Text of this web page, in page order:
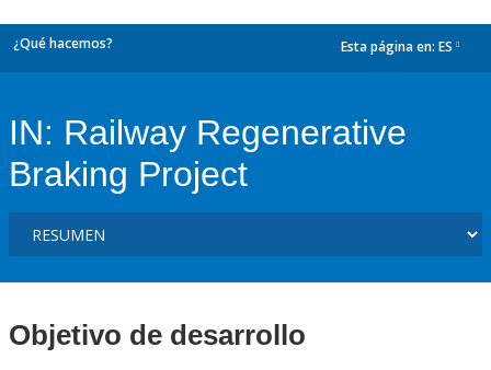
¿Qué hacemos? Esta página en: ES
IN: Railway Regenerative
Braking Project
Objetivo de desarrollo